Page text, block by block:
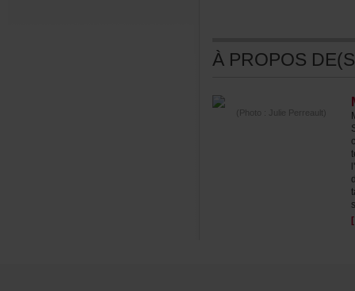
(Photo:JuliePerreault)